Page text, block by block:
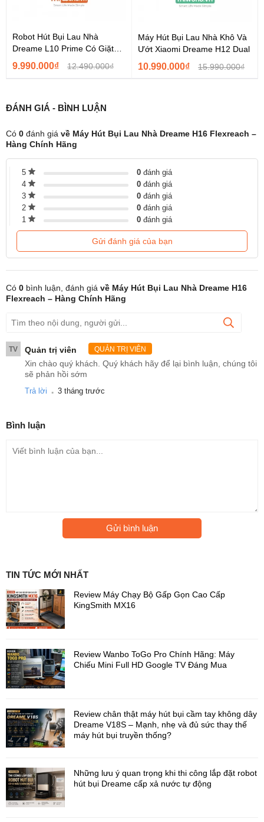
Thiết kế mỏng nhẹ giúp máy di chuyển linh hoạt như con thoi
trong không gian hẹp mà vẫn đảm bảo hiệu suất hút mạnh mẽ ổn
định. Đây là bước đột phá giúp Dreame tái định nghĩa trải nghiệm
làm sạch gầm thấp trên các dòng máy hút bụi lau sàn cao cấp.
Lực Hút 28.000Pa Cực Mạnh – Làm
Sạch Nhanh Và Hiệu Quả
Dreame H16 FlexReach được trang bịlực hút mạnh mẽ lên đến
28.000Pa, tạo ra hiệu ứng hút xoáy cực mạnh giúp loại bỏ bụi
mịn, tóc rối, lông thú cưng và các mảnh vụn chỉ trong một lần di
chuyển.
Khả năng hút mạnh giúp quá trình làm sạch diễn ra nhanh hơn,
nhẹ nhàng hơn và mang lại bề mặt sàn sạch sâu rõ rệt sau mỗi
lần sử dụng. Dù là sàn gỗ, sàn gạch hay các khu vực nhiều bụi
Hệ Thống Trợ Lực GlideWheel™ Giúp
Di Chuyển Nhẹ Nhàng
làhệ thống trợ lực GlideWheel™ thông minh. Công nghệ này
tự động điều chỉnh bánh sau để hỗ trợ lực đẩy và lực kéo, giúp
người dùng thao tác nhẹ tay hơn trong suốt quá trình vệ sinh.
Robot Hút Bụi Lau Nhà
Dreame L10 Prime Có Giặt
Giẻ Bản Quốc Tế
9.990.000₫ 12.490.000₫
Máy Hút Bụi Lau Nhà Khô Và
Ướt Xiaomi Dreame H12 Dual
10.990.000₫ 15.990.000₫
ĐÁNH GIÁ - BÌNH LUẬN
Có 0 đánh giá về Máy Hút Bụi Lau Nhà Dreame H16 Flexreach –
Hàng Chính Hãng
5 0 đánh giá
4
0 đánh giá
3
0 đánh giá
2
0 đánh giá
1
0 đánh giá
Gửi đánh giá của bạn
Có 0 bình luận, đánh giá về Máy Hút Bụi Lau Nhà Dreame H16
Flexreach – Hàng Chính Hãng
TV Quản trị viên QUẢN TRỊ VIÊN
Xin chào quý khách. Quý khách hãy để lại bình luận, chúng tôi
sẽ phản hồi sớm
Trả lời . 3 tháng trước
Bình luận
Gửi bình luận
TIN TỨC MỚI NHẤT
Review Máy Chạy Bộ Gấp Gọn Cao Cấp
KingSmith MX16
Review Wanbo ToGo Pro Chính Hãng: Máy
Chiếu Mini Full HD Google TV Đáng Mua
Review chân thật máy hút bụi cầm tay không dây
Dreame V18S – Mạnh, nhẹ và đủ sức thay thế
máy hút bụi truyền thống?
Những lưu ý quan trọng khi thi công lắp đặt robot
hút bụi Dreame cấp xả nước tự động